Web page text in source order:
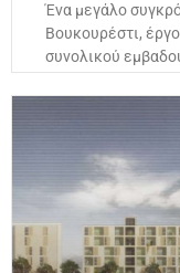
Ένα μεγάλο
Βουκουρέστι,
συνολικού